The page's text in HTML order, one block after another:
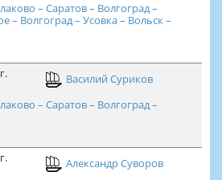
– Саратов – Волгоград –
– Волгоград – Усовка – Вольск –
Василий Суриков
– Саратов – Волгоград –
Александр Суворов